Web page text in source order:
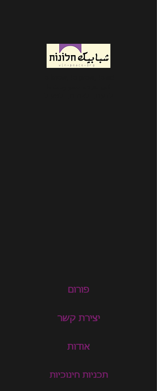
פורום
יצירת קשר
אודות
תכניות חינוכיות